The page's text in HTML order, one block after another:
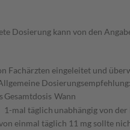
Dosierung kann von den
Fachärzten eingeleitet und
Dosierungsempfehlung:
Gesamtdosis Wann
1-mal täglich unabhängig von
einmal täglich 11 mg sollte